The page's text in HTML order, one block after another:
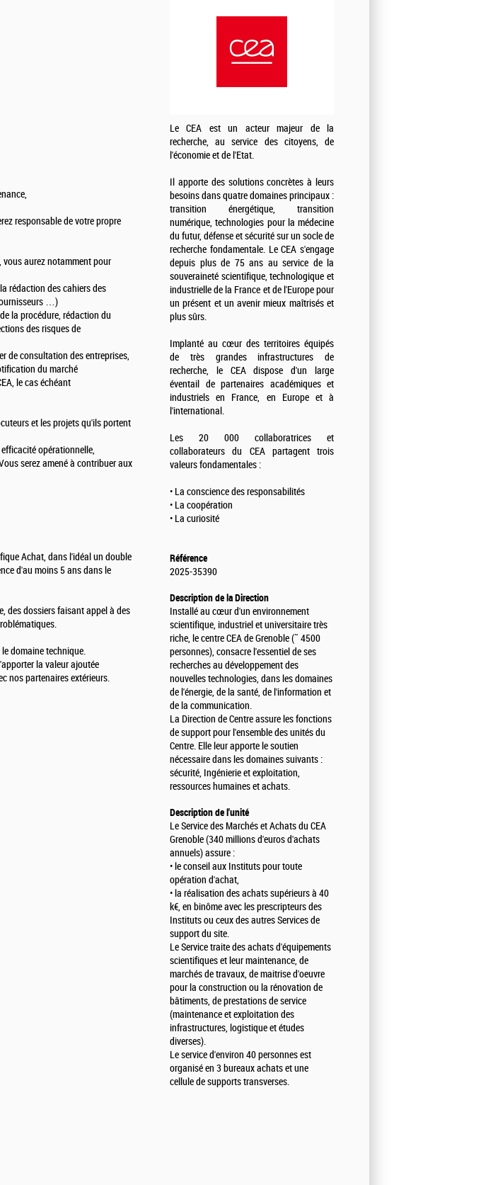
responsable de votre propre
vous aurez notamment pour
rédaction des cahiers des
…)
la procédure, rédaction du
des risques de
de consultation des entreprises,
du marché
le cas échéant
et les projets qu'ils portent
opérationnelle,
serez amené à contribuer aux
Achat, dans l'idéal un double
d'au moins 5 ans dans le
des dossiers faisant appel à des
domaine technique.
la valeur ajoutée
nos partenaires extérieurs.
Le CEA est un acteur majeur de la
recherche, au service des citoyens, de
l'économie et de l'Etat.
Il apporte des solutions concrètes à leurs
besoins dans quatre domaines principaux :
transition énergétique, transition
numérique, technologies pour la médecine
du futur, défense et sécurité sur un socle de
recherche fondamentale. Le CEA s'engage
depuis plus de 75 ans au service de la
souveraineté scientifique, technologique et
industrielle de la France et de l'Europe pour
un présent et un avenir mieux maîtrisés et
plus sûrs.
Implanté au cœur des territoires équipés
de très grandes infrastructures de
recherche, le CEA dispose d'un large
éventail de partenaires académiques et
industriels en France, en Europe et à
l'international.
Les 20 000 collaboratrices et
collaborateurs du CEA partagent trois
valeurs fondamentales :
• La conscience des responsabilités
• La coopération
• La curiosité
Référence
2025-35390
Description de la Direction
Installé au cœur d'un environnement
scientifique, industriel et universitaire très
riche, le centre CEA de Grenoble (˜ 4500
personnes), consacre l'essentiel de ses
recherches au développement des
nouvelles technologies, dans les domaines
de l'énergie, de la santé, de l'information et
de la communication.
La Direction de Centre assure les fonctions
de support pour l'ensemble des unités du
Centre. Elle leur apporte le soutien
nécessaire dans les domaines suivants :
sécurité, Ingénierie et exploitation,
ressources humaines et achats.
Description de l'unité
Le Service des Marchés et Achats du CEA
Grenoble (340 millions d'euros d'achats
annuels) assure :
• le conseil aux Instituts pour toute
opération d'achat,
• la réalisation des achats supérieurs à 40
k€, en binôme avec les prescripteurs des
Instituts ou ceux des autres Services de
support du site.
Le Service traite des achats d'équipements
scientifiques et leur maintenance, de
marchés de travaux, de maitrise d'oeuvre
pour la construction ou la rénovation de
bâtiments, de prestations de service
(maintenance et exploitation des
infrastructures, logistique et études
diverses).
Le service d'environ 40 personnes est
organisé en 3 bureaux achats et une
cellule de supports transverses.